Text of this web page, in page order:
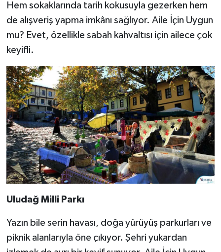
Hem sokaklarında tarih kokusuyla gezerken hem
de alışveriş yapma imkânı sağlıyor. Aile İçin Uygun
mu? Evet, özellikle sabah kahvaltısı için ailece çok
keyifli.
Uludağ Milli Parkı
Yazın bile serin havası, doğa yürüyüş parkurları ve
piknik alanlarıyla öne çıkıyor. Şehri yukardan